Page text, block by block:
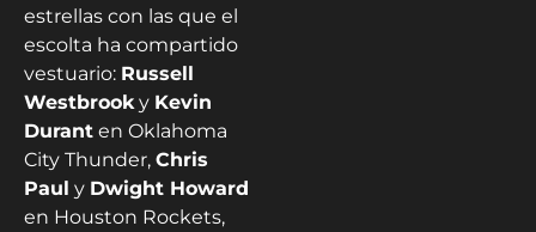
estrellas con las que el
escolta ha compartido
vestuario: Russell
Westbrook y Kevin
Durant en Oklahoma
City Thunder, Chris
Paul y Dwight Howard
en Houston Rockets,